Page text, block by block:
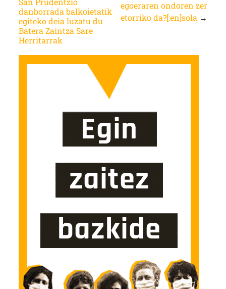
danborrada balkoietatik
egiteko deia luzatu du
Batera Zaintza Sare
Herritarrak
egoeraren ondoren zer
etorriko da?[:en]sola →